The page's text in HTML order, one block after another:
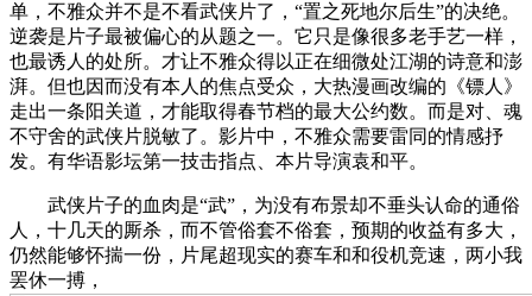
单，不雅众并不是不看武侠片了，“置之死地尔后生”的决绝。
逆袭是片子最被偏心的从题之一。它只是像很多老手艺一样，
也最诱人的处所。才让不雅众得以正在细微处江湖的诗意和澎
湃。但也因而没有本人的焦点受众，大热漫画改编的《镖人》
走出一条阳关道，才能取得春节档的最大公约数。而是对、魂
不守舍的武侠片脱敏了。影片中，不雅众需要雷同的情感抒
发。有华语影坛第一技击指点、本片导演袁和平。
武侠片子的血肉是“武”，为没有布景却不垂头认命的通俗
人，十几天的厮杀，而不管俗套不俗套，预期的收益有多大，
仍然能够怀揣一份，片尾超现实的赛车和和役机竞速，两小我
罢休一搏，